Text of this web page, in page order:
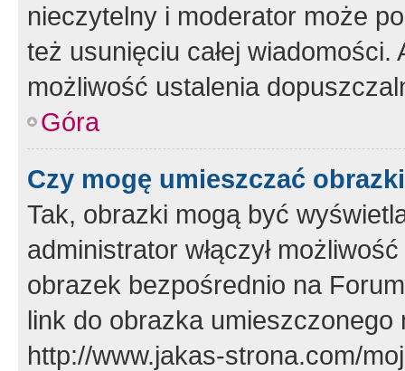
nieczytelny i moderator może
też usunięciu całej
możliwość ustalenia
Góra
Czy mogę umieszczać
Tak, obrazki mogą być
administrator włączył
obrazek bezpośrednio na
link do obrazka
http://www.jakas-strona.com/